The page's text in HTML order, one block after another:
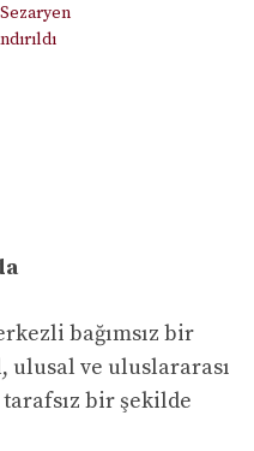
bağımsız bir
ulusal ve uluslararası
bir şekilde